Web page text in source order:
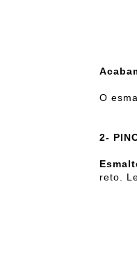
O
2-
reto.